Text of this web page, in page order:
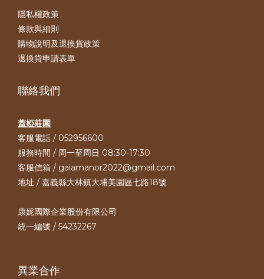
隱私權政策
條款與細則
購物說明及退換貨政策
退換貨申請表單
聯絡我們
蓋婭莊園
客服電話 / 052956600
服務時間 / 周一至周日 08:30-17:30
客服信箱 / gaiamanor2022@gmail.com
地址 / 嘉義縣大林鎮大埔美園區七路18號
康妮國際企業股份有限公司
統一編號 / 54232267
異業合作